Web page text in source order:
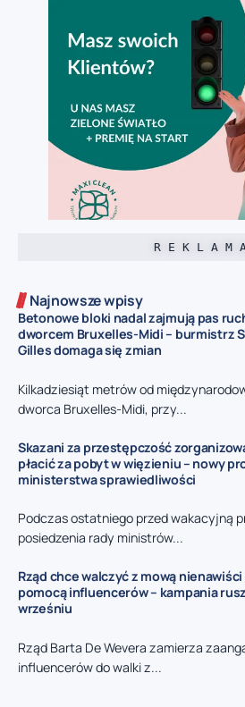
R E K L A M
Najnowsze wpisy
Betonowe bloki nadal zajmują pas
dworcem Bruxelles-Midi – burmistrz
Gilles domaga się zmian
Kilkadziesiąt metrów od
dworca Bruxelles-Midi, przy...
Skazani za przestępczość
płacić za pobyt w więzieniu – nowy
ministerstwa sprawiedliwości
Podczas ostatniego przed wakacyjną
posiedzenia rady ministrów...
Rząd chce walczyć z mową nienawiści
pomocą influencerów – kampania
wrześniu
Rząd Barta De Wevera zamierza
influencerów do walki z...